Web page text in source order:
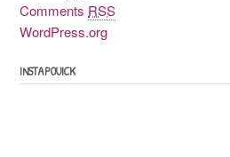
Comments RSS
WordPress.org
INSTAPOUICK